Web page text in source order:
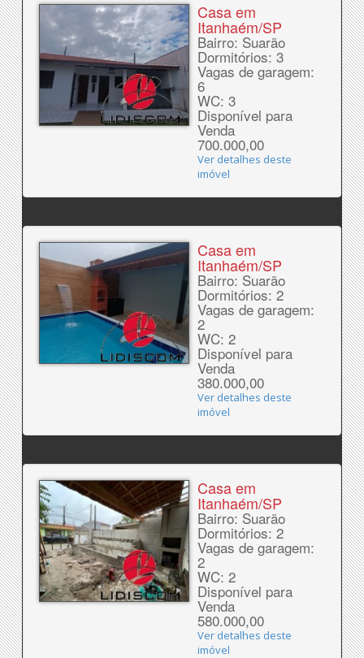
Casa em
Itanhaém/SP
Bairro: Suarão
Dormitórios: 3
Vagas de garagem:
6
WC: 3
Disponível para
Venda
700.000,00
Ver detalhes deste
imóvel
Casa em
Itanhaém/SP
Bairro: Suarão
Dormitórios: 2
Vagas de garagem:
2
WC: 2
Disponível para
Venda
380.000,00
Ver detalhes deste
imóvel
Casa em
Itanhaém/SP
Bairro: Suarão
Dormitórios: 2
Vagas de garagem:
2
WC: 2
Disponível para
Venda
580.000,00
Ver detalhes deste
imóvel